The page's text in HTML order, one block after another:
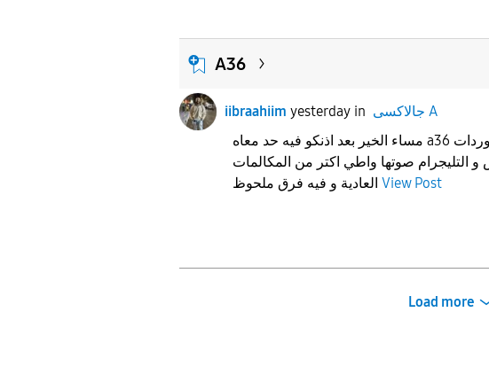
A36
iibraahiim yesterday in
جالاكسى A
مساء الخير بعد اذنكو فيه حد معاه a36 و صوت ريكوردات
و التليجرام صوتها واطي اكتر من المكالمات
View Post
Load more